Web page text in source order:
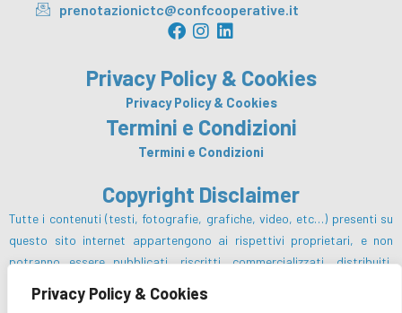
Privacy Policy & Cookies
prenotazionictc@confcooperative.it
F
a
e
b
o
o
k
I
t
a
g
r
a
L
k
e
d
i
n
Privacy Policy & Cookies
Privacy Policy & Cookies
Termini e Condizioni
Termini e Condizioni
Copyright Disclaimer
Tutte i contenuti (testi, fotografie, grafiche, video, etc…) presenti su
questo sito internet appartengono ai rispettivi proprietari, e non
potranno essere pubblicati, riscritti, commercializzati, distribuiti,
alcun modo e sotto qualsiasi forma salvo preventiva autorizzazione da